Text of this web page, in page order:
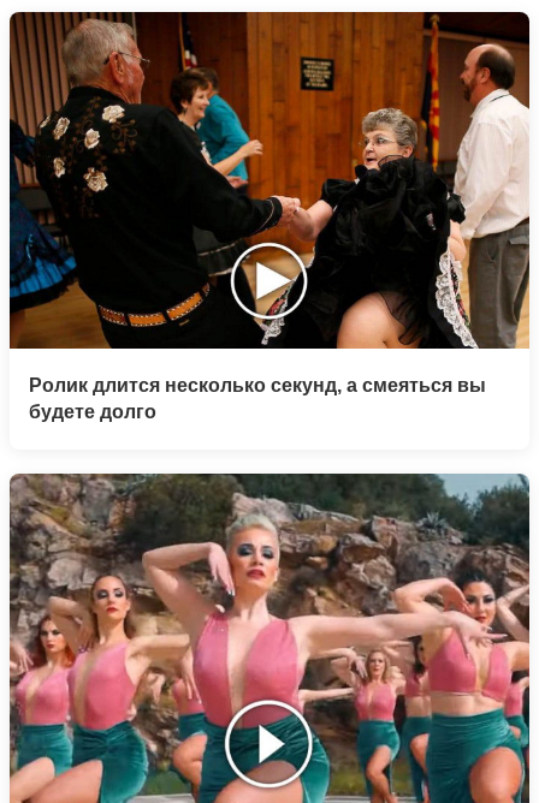
Ролик длится несколько секунд, а смеяться вы
будете долго